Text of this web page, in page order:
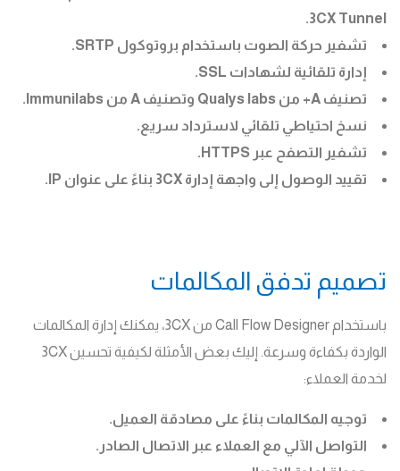
3CX Tunnel.
تشفير حركة الصوت باستخدام بروتوكول SRTP.
إدارة تلقائية لشهادات SSL.
تصنيف A+ من Qualys labs وتصنيف A من Immunilabs.
نسخ احتياطي تلقائي لاسترداد سريع.
تشفير التصفح عبر HTTPS.
تقييد الوصول إلى واجهة إدارة 3CX بناءً على عنوان IP.
تصميم تدفق المكالمات
باستخدام Call Flow Designer من 3CX، يمكنك إدارة المكالمات
الواردة بكفاءة وسرعة. إليك بعض الأمثلة لكيفية تحسين 3CX
لخدمة العملاء:
توجيه المكالمات بناءً على مصادقة العميل.
التواصل الآلي مع العملاء عبر الاتصال الصادر.